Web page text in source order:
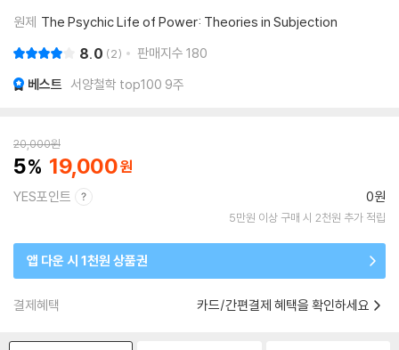
원제 The Psychic Life of Power: Theories in Subjection
8.0 2 판매지수 180
베스트 서양철학 top100 9주
20,000원
5 19,000
YES포인트 0원
5만원 이상 구매 시 2천원 추가 적립
앱 다운 시 1천원 상품권
결제혜택 카드/간편결제 혜택을 확인하세요